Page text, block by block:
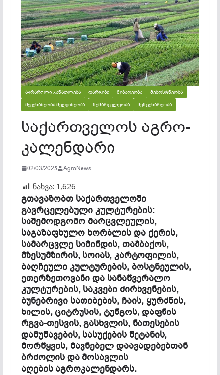
ᲐᲒᲠᲐᲠᲣᲚᲘ ᲒᲐᲜᲐᲗᲚᲔᲑᲐ ᲓᲐᲠᲒᲔᲑᲘ ᲛᲔᲑᲐᲦᲔᲝᲑᲐ
ᲛᲔᲑᲝᲡᲢᲜᲔᲝᲑᲐ
ᲛᲔᲕᲔᲜᲐᲮᲔᲝᲑᲐ-ᲛᲔᲦᲕᲘᲜᲔᲝᲑᲐ
ᲛᲔᲛᲐᲠᲪᲕᲚᲔᲝᲑᲐ ᲛᲔᲛᲪᲔᲜᲐᲠᲔᲝᲑᲐ
საქართველოს აგრო-
კალენდარი
02/03/2025 AgroNews
ნახვა: 1,626
გთავაზობთ საქართველოში
გავრცელებული კულტურების:
საშემოდგომო მარცვლეულის,
საგაზაფხულო ხორბლის და ქერის,
სამარცვლე სიმინდის, თამბაქოს,
მზესუმზირის, სოიას, კარტოფილის,
ბაღჩეული კულტურების, ბოსტნეულის,
ეთერზეთოვანი და სანაწვერალო
კულტურების, საკვები ძირხვენების,
ბუნებრივი სათიბების, ჩაის, ყურძნის,
ხილის, ციტრუსის, ტუნგოს, დაფნის
რგვა-თესვის, გასხვლის, ნათესების
დამუშავების, სასუქების შეტანის,
მორწყვის, მავნებელ დაავადებებთან
ბრძოლის და მოსავლის
აღების აგროკალენდარს.